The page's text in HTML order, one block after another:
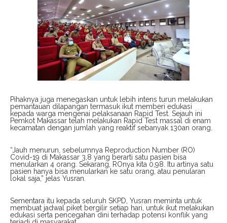
Pihaknya juga menegaskan untuk lebih intens turun melakukan
pemantauan dilapangan termasuk ikut memberi edukasi
kepada warga mengenai pelaksanaan Rapid Test. Sejauh ini
Pemkot Makassar telah melakukan Rapid Test massal di enam
kecamatan dengan jumlah yang reaktif sebanyak 130an orang.
“Jauh menurun, sebelumnya Reproduction Number (RO)
Covid-19 di Makassar 3,8 yang berarti satu pasien bisa
menularkan 4 orang. Sekarang, ROnya kita 0,98. Itu artinya satu
pasien hanya bisa menularkan ke satu orang, atau penularan
lokal saja,” jelas Yusran.
Sementara itu kepada seluruh SKPD, Yusran meminta untuk
membuat jadwal piket bergilir setiap hari, untuk ikut melakukan
edukasi serta pencegahan dini terhadap potensi konflik yang